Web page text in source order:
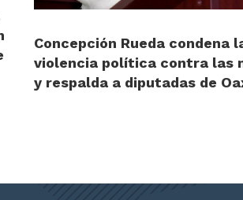
Concepción Rueda condena
violencia política contra las
y respalda a diputadas de